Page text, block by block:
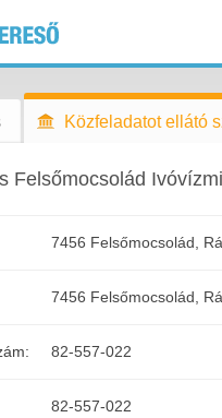
Közfeladatot ellátó
Felsőmocsolád
7456 Felsőmocsolád,
7456 Felsőmocsolád,
82-557-022
82-557-022